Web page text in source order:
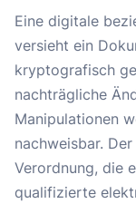
Eine digitale
versieht ein
kryptografisch
nachträgliche
Manipulationen
nachweisbar.
Verordnung, die
qualifizierte